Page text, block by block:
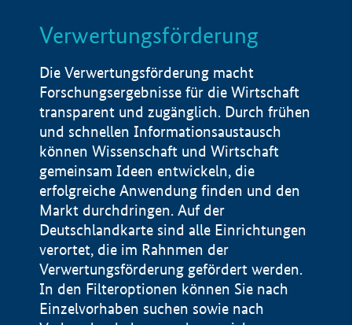
Verwertungsförderung
Die Verwertungsförderung macht
Forschungsergebnisse für die Wirtschaft
transparent und zugänglich. Durch frühen
und schnellen Informationsaustausch
können Wissenschaft und Wirtschaft
gemeinsam Ideen entwickeln, die
erfolgreiche Anwendung finden und den
Markt durchdringen. Auf der
Deutschlandkarte sind alle Einrichtungen
verortet, die im Rahnmen der
Verwertungsförderung gefördert werden.
In den Filteroptionen können Sie nach
Einzelvorhaben suchen sowie nach